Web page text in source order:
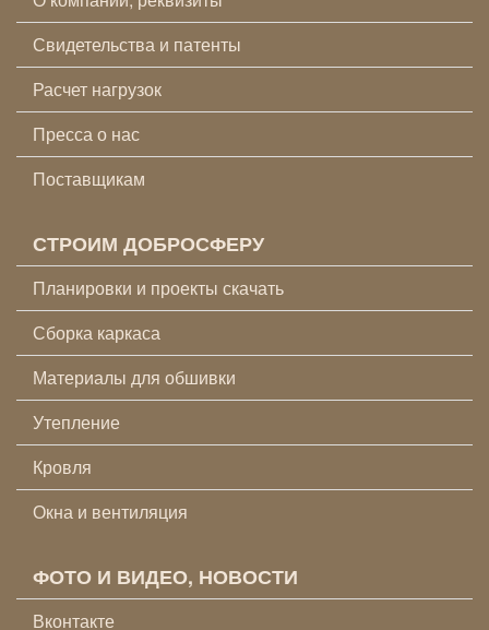
Свидетельства и патенты
Расчет нагрузок
Пресса о нас
Поставщикам
СТРОИМ ДОБРОСФЕРУ
Планировки и проекты скачать
Сборка каркаса
Материалы для обшивки
Утепление
Кровля
Окна и вентиляция
ФОТО И ВИДЕО, НОВОСТИ
Вконтакте